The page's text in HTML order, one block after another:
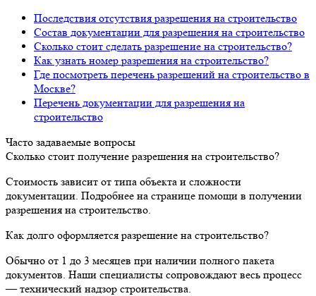
Последствия отсутствия разрешения на строительство
Состав документации для разрешения на строительство
Сколько стоит сделать разрешение на строительство?
Как узнать номер разрешения на строительство?
Где посмотреть перечень разрешений на строительство в
Москве?
Перечень документации для разрешения на
строительство
Часто задаваемые вопросы
Сколько стоит получение разрешения на строительство?
Стоимость зависит от типа объекта и сложности
документации. Подробнее на странице помощи в получении
разрешения на строительство.
Как долго оформляется разрешение на строительство?
Обычно от 1 до 3 месяцев при наличии полного пакета
документов. Наши специалисты сопровождают весь процесс
— технический надзор строительства.